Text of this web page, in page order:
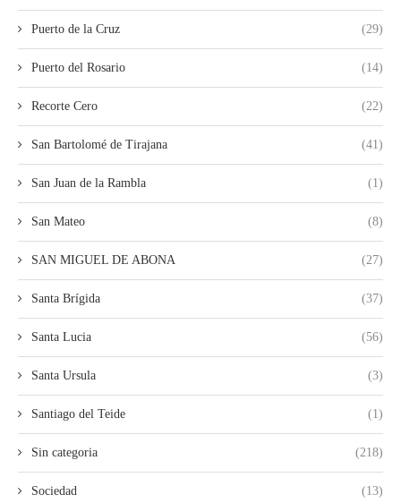
Puerto de la Cruz (29)
Puerto del Rosario (14)
Recorte Cero (22)
San Bartolomé de Tirajana (41)
San Juan de la Rambla (1)
San Mateo (8)
SAN MIGUEL DE ABONA (27)
Santa Brígida (37)
Santa Lucia (56)
Santa Ursula (3)
Santiago del Teide (1)
Sin categoria (218)
Sociedad (13)